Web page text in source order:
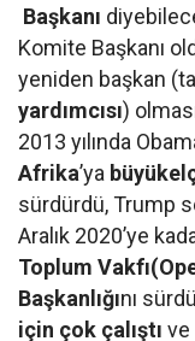
Başkanı
Komite Başkanı
yeniden başkan
yardımcısı)
2013 yılında
Afrika’ya
sürdürdü, Trump
Aralık 2020’ye
Toplum
Başkanlığını
için çok çalıştıve